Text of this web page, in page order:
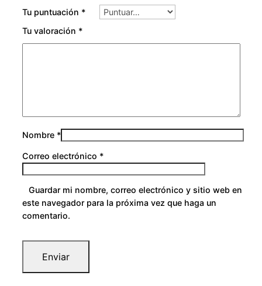
0
Tu puntuación *
Tu valoración *
Nombre *
Correo electrónico *
Guardar mi nombre, correo electrónico y sitio web en
este navegador para la próxima vez que haga un
comentario.